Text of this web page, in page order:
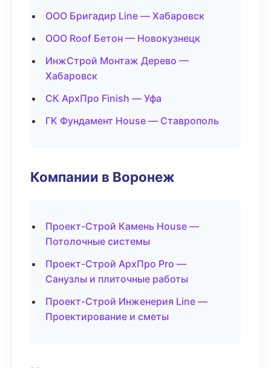
ООО Бригадир Line — Хабаровск
ООО Roof Бетон — Новокузнецк
ИнжСтрой Монтаж Дерево —
Хабаровск
СК АрхПро Finish — Уфа
ГК Фундамент House — Ставрополь
Компании в Воронеж
Проект-Строй Камень House —
Потолочные системы
Проект-Строй АрхПро Pro —
Санузлы и плиточные работы
Проект-Строй Инженерия Line —
Проектирование и сметы